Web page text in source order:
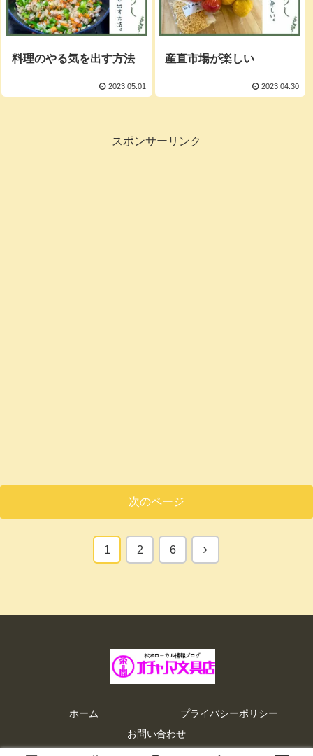
料理のやる気を出す方法
2023.05.01
産直市場が楽しい
2023.04.30
スポンサーリンク
次のページ
1 2 6 次
ホーム
プライバシーポリシー
お問い合わせ